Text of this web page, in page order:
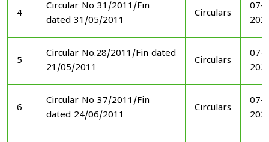
4
Circular No 31/2011/Fin
dated 31/05/2011
Circulars
07-
5
Circular No.28/2011/Fin dated
21/05/2011
Circulars
07-
6
Circular No 37/2011/Fin
dated 24/06/2011
Circulars
07-